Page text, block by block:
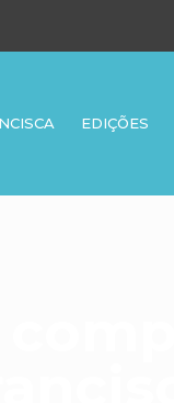
EDIÇÕES